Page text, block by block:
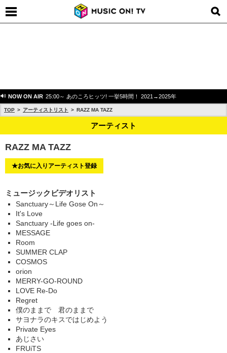
NOW ON AIR 25:00～ あのころヒッツ! 一挙5時間！ 2021→2025年
TOP アーティストリスト RAZZ MA TAZZ
アーティスト
RAZZ MA TAZZ
★お気に入りアーティスト登録
ミュージックビデオリスト
Sanctuary～Life Gose On～
It's Love
Sanctuary -Life goes on-
MESSAGE
Room
SUMMER CLAP
COSMOS
orion
MERRY-GO-ROUND
LOVE Re-Do
Regret
僕のままで 君のままで
サヨナラのキスではじめよう
Private Eyes
あじさい
FRUiTS